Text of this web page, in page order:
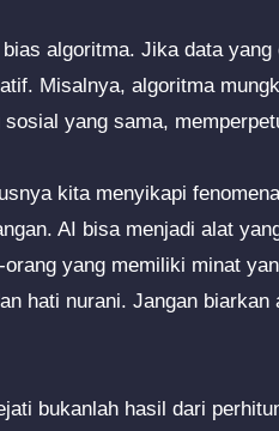
algoritma. Jika data
Misalnya, algoritma
yang sama,
kita menyikapi
AI bisa menjadi alat
yang memiliki minat
hati nurani. Jangan
bukanlah hasil dari